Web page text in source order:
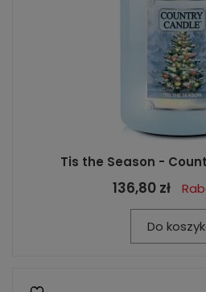
Tis the Season -
136,80 zł
Do